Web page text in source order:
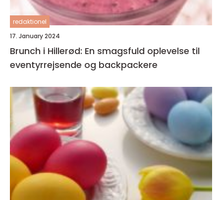
redaktionel
17. January 2024
Brunch i Hillerød: En smagsfuld oplevelse til
eventyrrejsende og backpackere